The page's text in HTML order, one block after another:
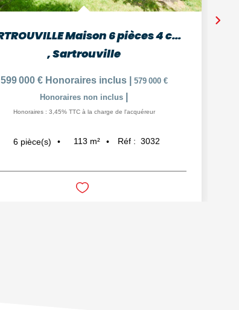
SARTROUVILLE Maison 6 pièces 4 chambres Terrain 410 m²...
,Sartrouville
599 000 € Honoraires inclus
579 000 €
Honoraires non inclus
Honoraires : 3,45% TTC à la charge de l'acquéreur
6 pièce(s) 113 m² Réf : 3032